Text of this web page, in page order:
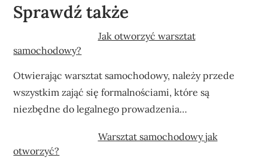
Sprawdź także
Jak otworzyć warsztat
samochodowy?
Otwierając warsztat samochodowy, należy przede
wszystkim zająć się formalnościami, które są
niezbędne do legalnego prowadzenia…
Warsztat samochodowy jak
otworzyć?